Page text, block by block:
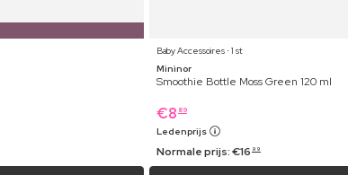
Baby Accessoires ⋅ 1 st
Mininor
Smoothie Bottle Moss Green 120 ml
€8 89
Ledenprijs
Normale prijs:€16 99